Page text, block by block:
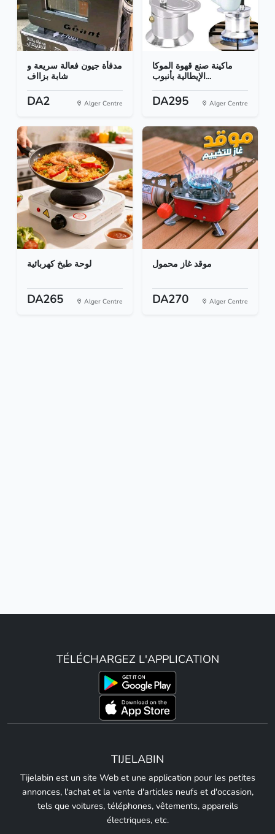
مدفأة جيون فعالة سريعة و
شابة بزااف
DA2 Alger Centre
ماكينة صنع قهوة الموكا
الإيطالية بأنبوب...
DA295 Alger Centre
لوحة طبخ كهربائية
DA265 Alger Centre
موقد غاز محمول
DA270 Alger Centre
TÉLÉCHARGEZ L'APPLICATION
TIJELABIN
Tijelabin est un site Web et une application pour les petites
annonces, l'achat et la vente d'articles neufs et d'occasion,
tels que voitures, téléphones, vêtements, appareils
électriques, etc.